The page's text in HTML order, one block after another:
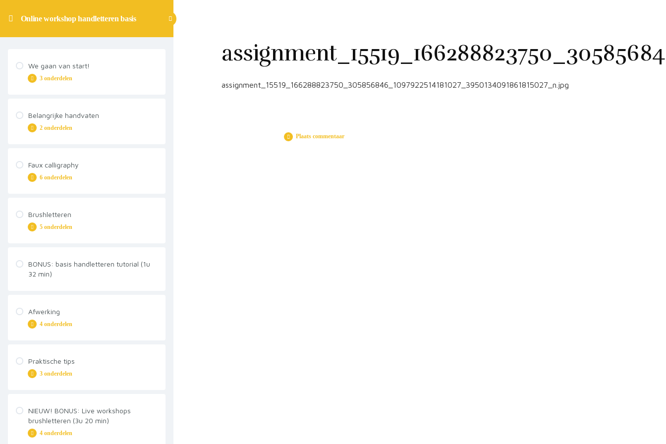
Online workshop handletteren basis
We gaan van start!
3 onderdelen
Welkom!
Jouw extra vragen
Belangrijke handvaten
2 onderdelen
Wat is handletteren?
Letteren & Tetteren alfabetten
Faux calligraphy
6 onderdelen
De basis
Veelgestelde vragen
Opvullen
Brushletteren
5 onderdelen
Soorten brush pennen
Basis
Veelgestelde vragen
BONUS: basis handletteren tutorial (1u
32 min)
Afwerking
4 onderdelen
Schaduw
Compositie
Praktische tips
3 onderdelen
Lichtbak
Airbrush
NIEUW! BONUS: Live workshops
brushletteren (3u 20 min)
4 onderdelen
assignment_15519_166288823750_305856846_1097922514181027_3950134091861815027_n.jpg
Plaats commentaar